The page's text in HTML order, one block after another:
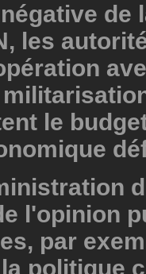
de
les
le
l'opinion
par
politique